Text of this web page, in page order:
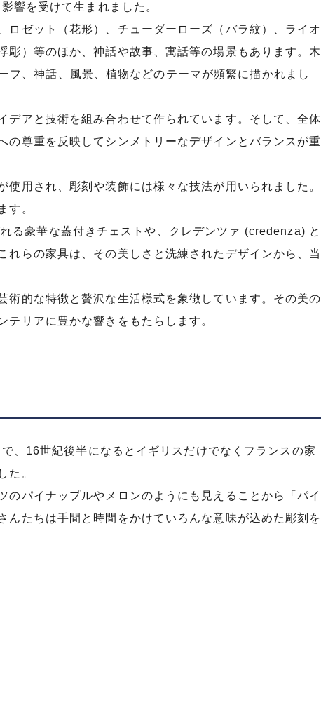
響を受けて生まれました。
ゼット（花形）、チューダーローズ（バラ紋）、ライオ
）等のほか、神話や故事、寓話等の場景もあります。木
、神話、風景、植物などのテーマが頻繁に描かれまし
デアと技術を組み合わせて作られています。そして、全体
尊重を反映してシンメトリーなデザインとバランスが重
用され、彫刻や装飾には様々な技法が用いられました。
す。
る豪華な蓋付きチェストや、クレデンツァ (credenza) と
らの家具は、その美しさと洗練されたデザインから、当
術的な特徴と贅沢な生活様式を象徴しています。その美の
リアに豊かな響きをもたらします。
、16世紀後半になるとイギリスだけでなくフランスの家
た。
パイナップルやメロンのようにも見えることから「パイ
たちは手間と時間をかけていろんな意味が込めた彫刻を